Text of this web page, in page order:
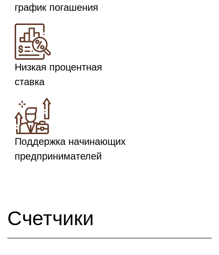
график погашения
Низкая процентная
ставка
Поддержка начинающих
предпринимателей
Счетчики